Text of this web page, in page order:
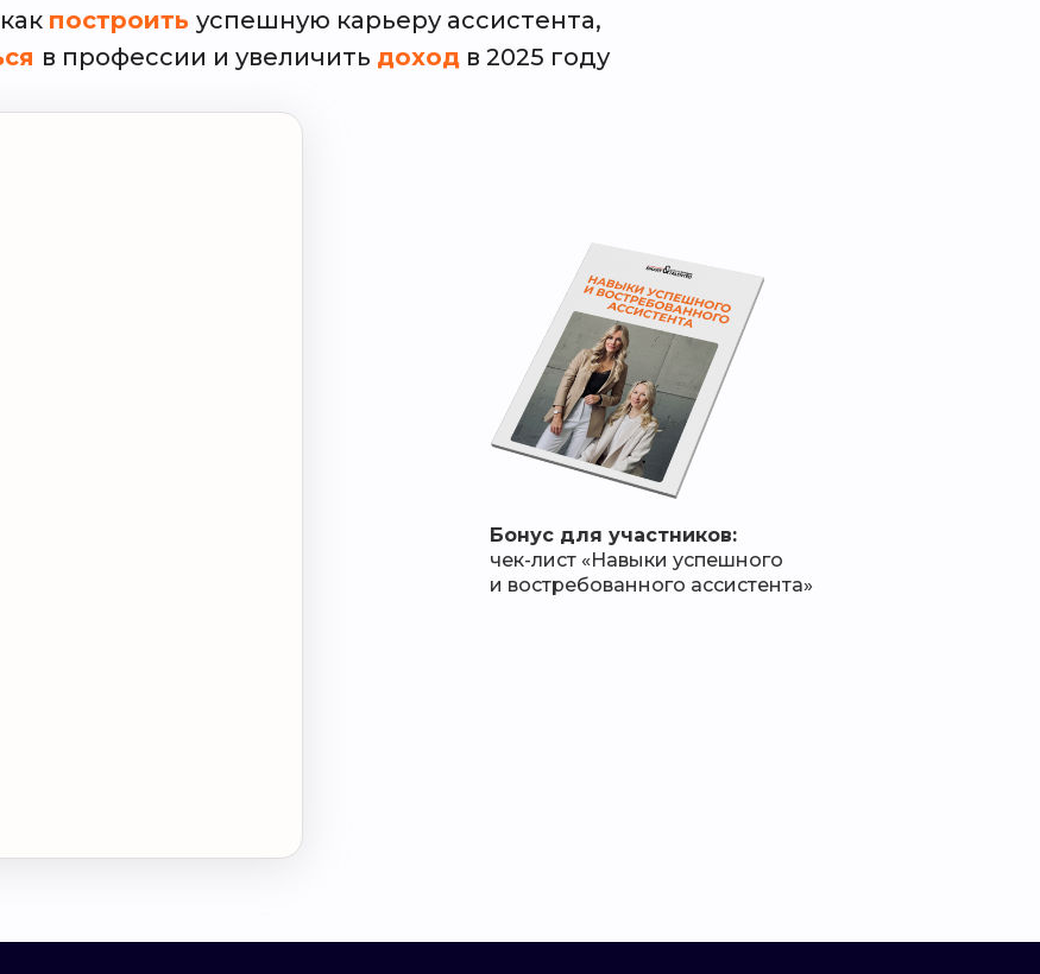
построить успешную карьеру ассистента,
в профессии и увеличить доход в 2025 году
Бонус для участников:
чек-лист «Навыки успешного
и востребованного ассистента»